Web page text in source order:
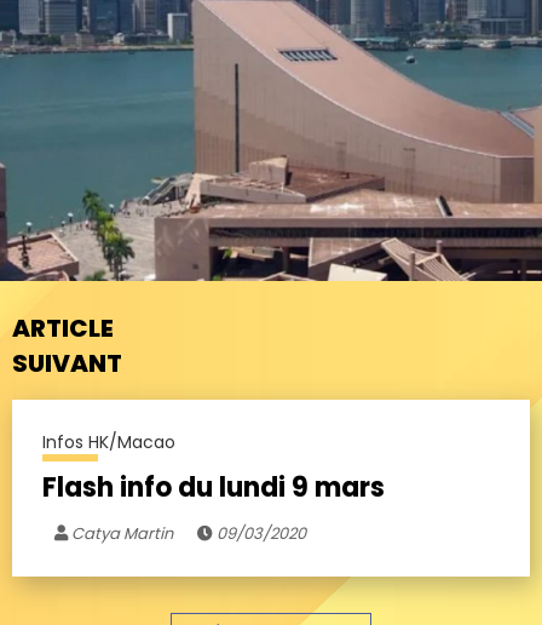
ARTICLE
SUIVANT
Infos HK/Macao
Flash info du lundi 9 mars
Catya Martin 09/03/2020